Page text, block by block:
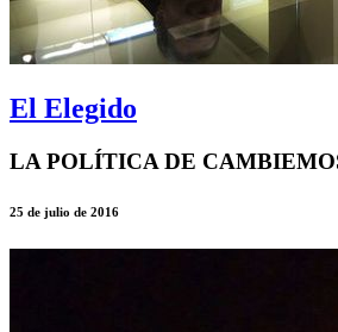
El Elegido
LA POLÍTICA DE
25 de julio de 2016